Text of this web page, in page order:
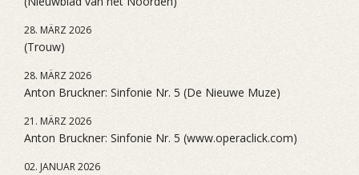
28. MÄRZ 2026
(Trouw)
28. MÄRZ 2026
Anton Bruckner: Sinfonie Nr. 5 (De Nieuwe Muze)
21. MÄRZ 2026
Anton Bruckner: Sinfonie Nr. 5 (www.operaclick.com)
02. JANUAR 2026